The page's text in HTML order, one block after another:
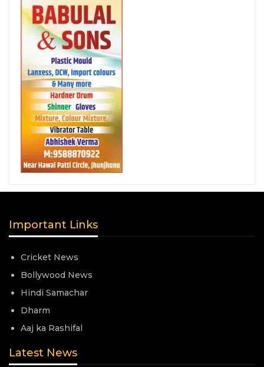
Important Links
Cricket News
Bollywood News
Hindi Samachar
Dharm
Aaj ka Rashifal
Latest News